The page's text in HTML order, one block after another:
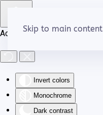
Accessibility Tools
Invert colors
Monochrome
Dark contrast
Skip to main content